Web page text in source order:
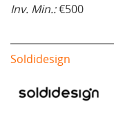
Inv. Min.:€500
Soldidesign